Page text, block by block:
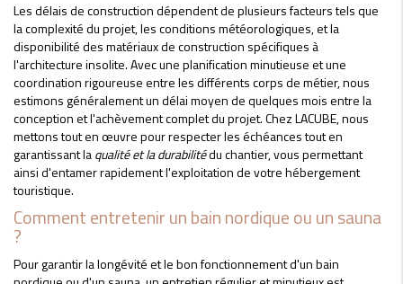
Les délais de construction dépendent de plusieurs facteurs tels que
la complexité du projet, les conditions météorologiques, et la
disponibilité des matériaux de construction spécifiques à
l'architecture insolite. Avec une planification minutieuse et une
coordination rigoureuse entre les différents corps de métier, nous
estimons généralement un délai moyen de quelques mois entre la
conception et l'achèvement complet du projet. Chez LACUBE, nous
mettons tout en œuvre pour respecter les échéances tout en
garantissant laqualité et la durabilitédu chantier, vous permettant
ainsi d'entamer rapidement l'exploitation de votre hébergement
touristique.
Comment entretenir un bain nordique ou un sauna
?
Pour garantir la longévité et le bon fonctionnement d'un bain